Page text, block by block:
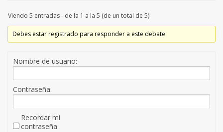
Viendo 5 entradas - de la 1 a la 5 (de un total de 5)
Debes estar registrado para responder a este debate.
Nombre de usuario:
Contraseña:
Recordar mi
contraseña